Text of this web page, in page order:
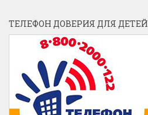
ТЕЛЕФОН ДОВЕРИЯ ДЛЯ ДЕТЕЙ